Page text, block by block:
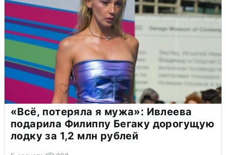
«Всё, потеряла я мужа»: Ивлеева
подарила Филиппу Бегаку дорогущую
лодку за 1,2 млн рублей